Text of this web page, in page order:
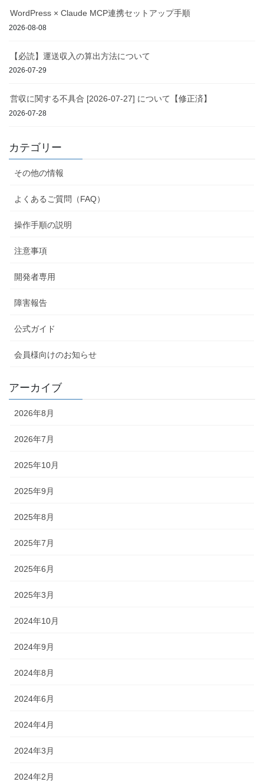
WordPress × Claude MCP連携セットアップ手順
2026-08-08
【必読】運送収入の算出方法について
2026-07-29
営収に関する不具合 [2026-07-27] について【修正済】
2026-07-28
カテゴリー
その他の情報
よくあるご質問（FAQ）
操作手順の説明
注意事項
開発者専用
障害報告
公式ガイド
会員様向けのお知らせ
アーカイブ
2026年8月
2026年7月
2025年10月
2025年9月
2025年8月
2025年7月
2025年6月
2025年3月
2024年10月
2024年9月
2024年8月
2024年6月
2024年4月
2024年3月
2024年2月